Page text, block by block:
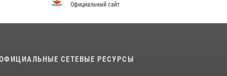
регионального управления Росгвардии
исполнении служебного долга
Управление Росгвардии по Республике
Официальный сайт
СЕТЕВЫЕ РЕСУРСЫ